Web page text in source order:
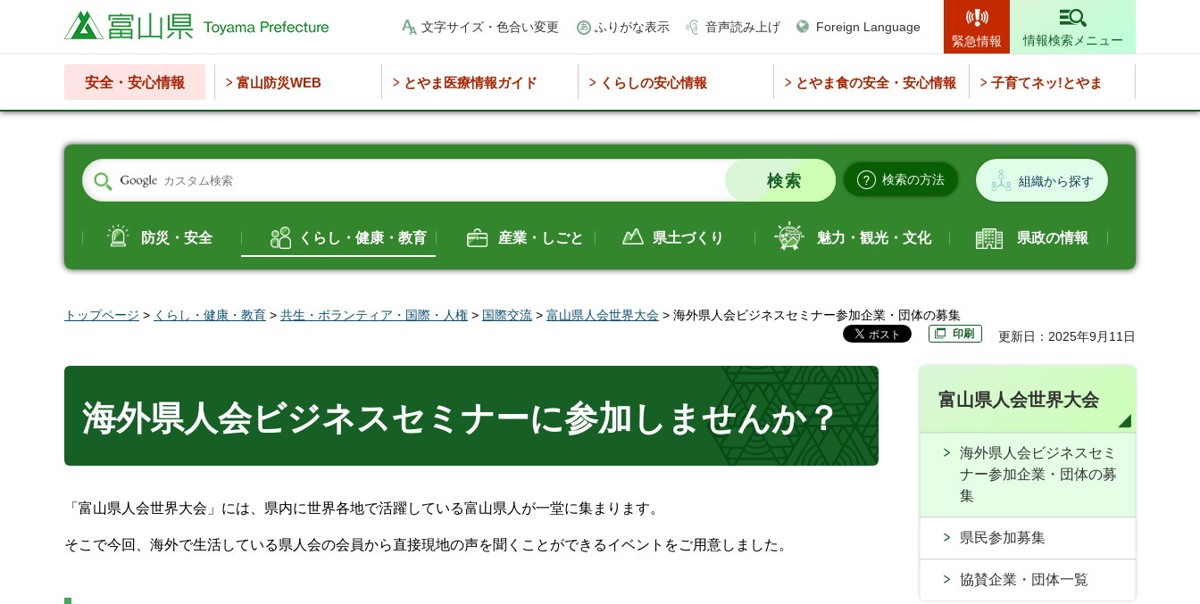
富山県 文字サイズ・色合い変更 ふりがな表示 音声読み上げ
Foreign Language
緊急情報
情報検索メニュー
安全・安心情報 富山防災WEB とやま医療情報ガイド くらしの安心情報 とやま食の安全・安心情報 子育てネッ!とやま
検索の方法 組織から探す
防災・安全 くらし・健康・教育 産業・しごと 県土づくり 魅力・観光・文化 県政の情報
トップページ > くらし・健康・教育 > 共生・ボランティア・国際・人権 > 国際交流 > 富山県人会世界大会 > 海外県人会ビジネスセミナー参加企業・団体の募集
印刷 更新日：2025年9月11日
海外県人会ビジネスセミナーに参加しませんか？
「富山県人会世界大会」には、県内に世界各地で活躍している富山県人が一堂に集まります。
そこで今回、海外で生活している県人会の会員から直接現地の声を聞くことができるイベントをご用意しました。
富山県人会世界大会
海外県人会ビジネスセミ
ナー参加企業・団体の募
集
県民参加募集
協賛企業・団体一覧